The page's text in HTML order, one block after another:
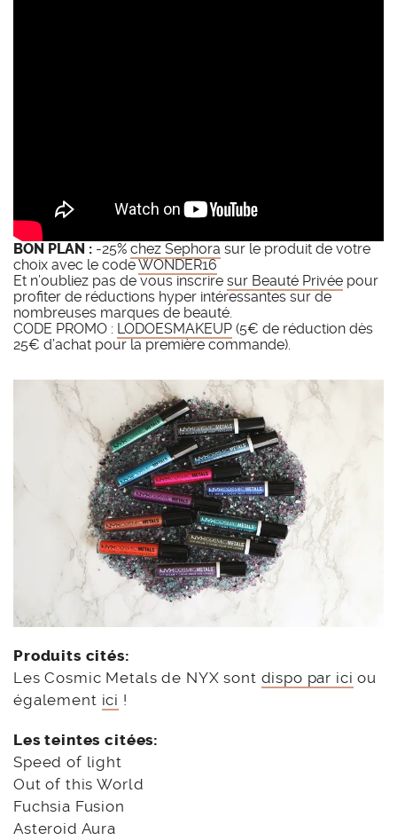
BON PLAN : -25% chez Sephora sur le produit de votre
choix avec le codeWONDER16
Et n’oubliez pas de vous inscrire sur Beauté Privée pour
profiter de réductions hyper intéressantes sur de
nombreuses marques de beauté.
CODE PROMO : LODOESMAKEUP (5€ de réduction dès
25€ d’achat pour la première commande).
Produits cités:
Les Cosmic Metals de NYX sont dispo par ici ou
également ici !
Les teintes citées:
Speed of light
Out of this World
Fuchsia Fusion
Asteroid Aura